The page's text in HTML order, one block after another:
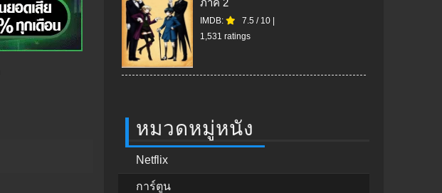
ภาค 2
IMDB: 7.5 / 10
1,531 ratings
หมวดหมู่หนัง
Netflix
การ์ตูน